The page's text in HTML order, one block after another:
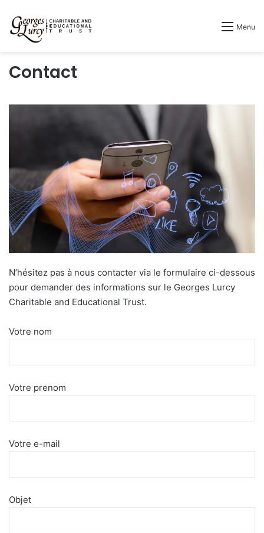
Menu
Contact
N’hésitez pas à nous contacter via le formulaire ci-dessous
pour demander des informations sur le Georges Lurcy
Charitable and Educational Trust.
Votre nom
Votre prenom
Votre e-mail
Objet